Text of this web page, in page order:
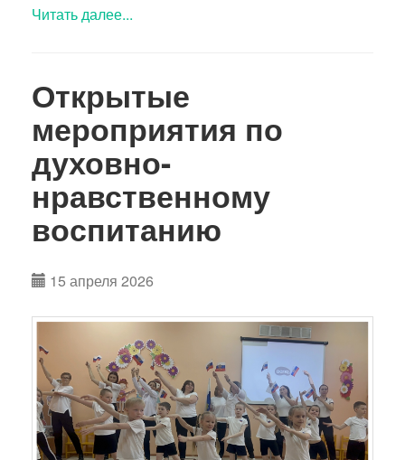
Читать далее...
Открытые
мероприятия по
духовно-
нравственному
воспитанию
15 апреля 2026